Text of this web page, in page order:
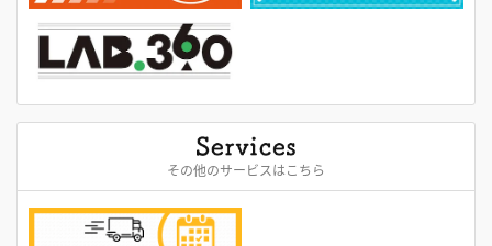
その他のサービスはこちら